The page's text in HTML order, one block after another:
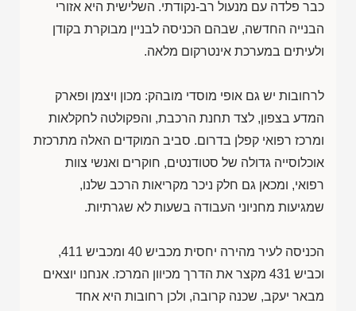
כבר פלדה עם מנעול רב-נקודתי. השלישית היא אזורי
הבנייה החדשה, שבהם הכניסה לבניין מבוקרת בקודן
ולעיתים במערכת אינטרקום מלאה.
לרחובות יש גם אופי מוסדי מובהק: מכון ויצמן ופארק
המדע בצפון, לצד תחנת הרכבת, והפקולטה לחקלאות
ומרכז רפואי קפלן בדרום. סביב המוקדים האלה מתרכזת
אוכלוסייה גדולה של סטודנטים, חוקרים ואנשי צוות
רפואי, ומכאן גם חלק ניכר מקריאות הרכב שלנו,
שמגיעות מחניוני העבודה בשעות לא שגרתיות.
הכניסה לעיר מהירה יחסית מכביש 40 ומכביש 411,
וכביש 431 מקצר את הדרך מכיוון המרכז. אנחנו יוצאים
מבאר יעקב, שכנה קרובה, ולכן רחובות היא אחד